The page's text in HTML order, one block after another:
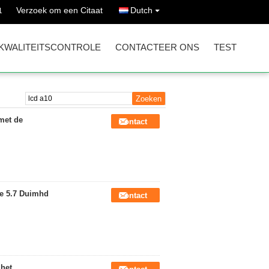
Verzoek om een Citaat Dutch
CONTACTEER ONS TEST
de
Contact
5.7 Duimhd
Contact